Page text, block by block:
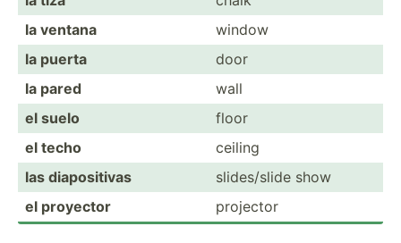
la ventana
window
la puerta
door
la pared
wall
el suelo
floor
el techo
ceiling
las diapos­itivas
slides­/slide show
el proyector
projector